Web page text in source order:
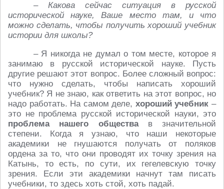
– Какова сейчас ситуация в русской
исторической науке, Ваше место там, и что
можно сделать, чтобы получить хороший учебник
истории для школы?
– Я никогда не думал о том месте, которое я
занимаю в русской исторической науке. Пусть
другие решают этот вопрос. Более сложный вопрос:
что нужно сделать, чтобы написать хороший
учебник? Я не знаю, как ответить на этот вопрос, но
надо работать. На самом деле, хороший учебник –
это не проблема русской исторической науки, это
проблема нашего обществав значительной
степени. Когда я узнаю, что наши некоторые
академики не гнушаются получать от поляков
ордена за то, что они проводят их точку зрения на
Катынь, то есть, по сути, их гегелевскую точку
зрения. Если эти академики начнут там писать
учебники, то здесь хоть стой, хоть падай.